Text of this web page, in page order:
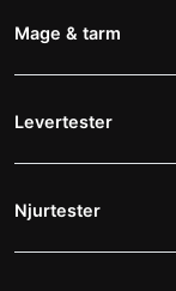
Mage & tarm
Levertester
Njurtester